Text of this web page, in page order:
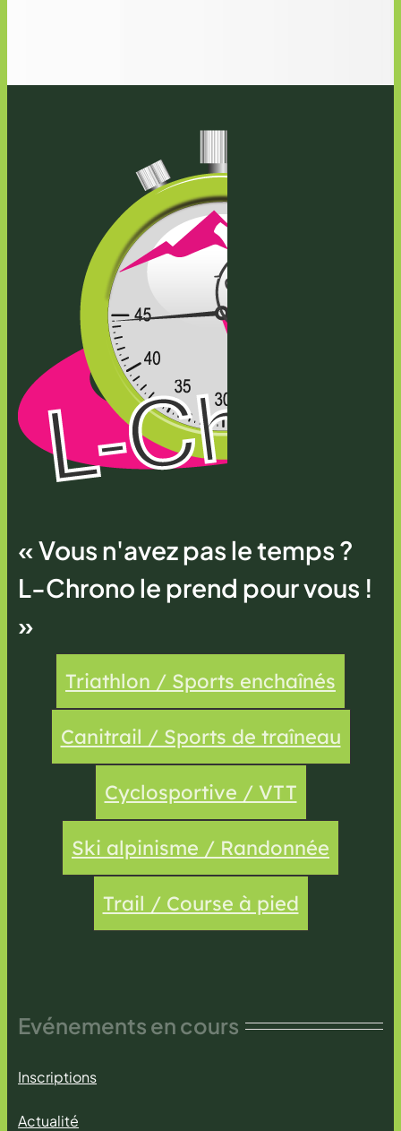
« Vous n'avez pas le temps ?
L-Chrono le prend pour vous !
»
Triathlon / Sports enchaînés
Canitrail / Sports de traîneau
Cyclosportive / VTT
Ski alpinisme / Randonnée
Trail / Course à pied
Evénements en cours
Inscriptions
Actualité